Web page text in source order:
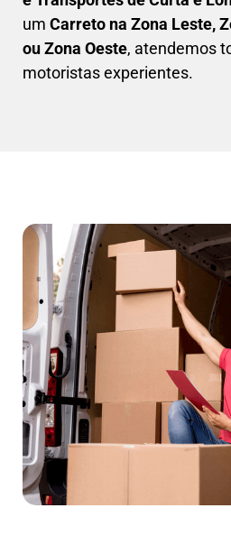
um Carreto na Zona Leste,
ou Zona Oeste, atendemos
motoristas experientes.